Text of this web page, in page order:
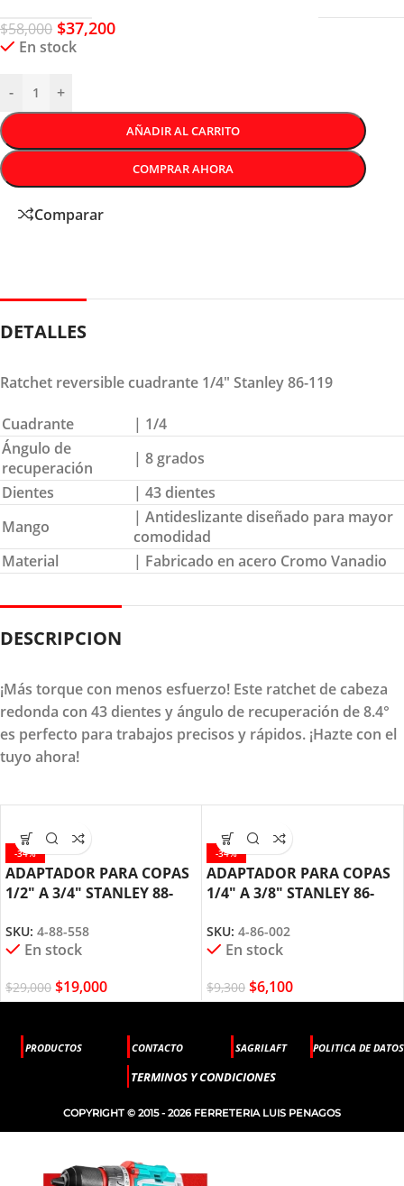
$58,000 $37,200
En stock
- +
AÑADIR AL CARRITO
COMPRAR AHORA
Comparar
DETALLES
Ratchet reversible cuadrante 1/4″ Stanley 86-119
Cuadrante
| 1/4
Ángulo de
recuperación
| 8 grados
Dientes
| 43 dientes
Mango
| Antideslizante diseñado para mayor
comodidad
Material
| Fabricado en acero Cromo Vanadio
DESCRIPCION
¡Más torque con menos esfuerzo! Este ratchet de cabeza
redonda con 43 dientes y ángulo de recuperación de 8.4°
es perfecto para trabajos precisos y rápidos. ¡Hazte con el
tuyo ahora!
-34%
ADAPTADOR PARA COPAS
1/2″ A 3/4″ STANLEY 88-
SKU: 4-88-558
En stock
$29,000 $19,000
-34%
ADAPTADOR PARA COPAS
1/4″ A 3/8″ STANLEY 86-
SKU: 4-86-002
En stock
$9,300 $6,100
PRODUCTOS CONTACTO SAGRILAFT POLITICA DE DATOS
TERMINOS Y CONDICIONES
COPYRIGHT © 2015 - 2026 FERRETERIA LUIS PENAGOS